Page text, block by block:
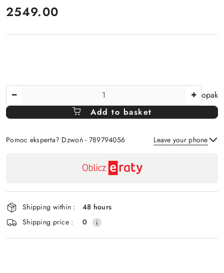
price:
2549.00
Of
opak
Add to basket
Pomoc eksperta? Dzwoń - 789794056 Leave your phone
and
delivery
Shipping within :
48 hours
Shipping price :
0